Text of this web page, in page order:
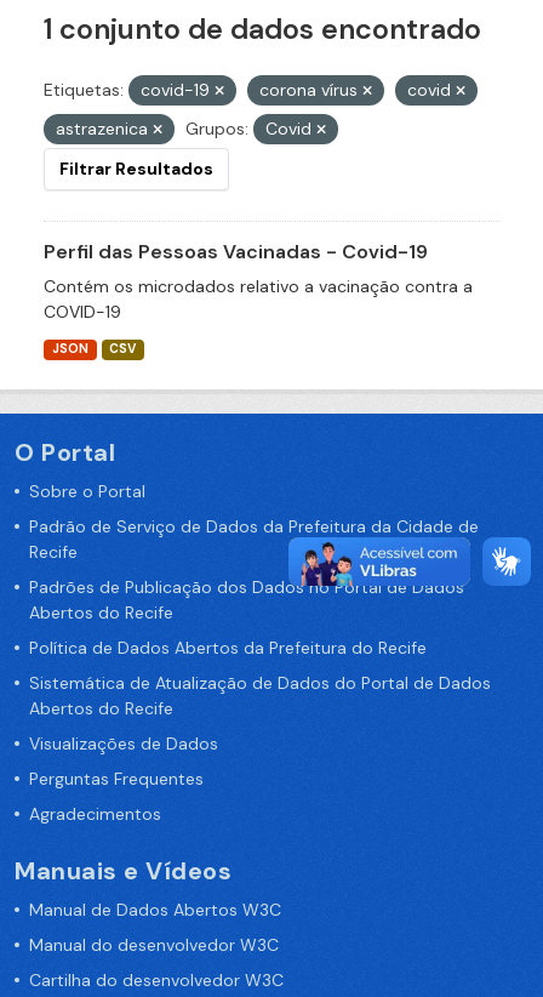
1 conjunto de dados encontrado
Etiquetas: covid-19 corona vírus
covid
astrazenica
Grupos:
Covid
Filtrar Resultados
Perfil das Pessoas Vacinadas - Covid-19
Contém os microdados relativo a vacinação contra a
COVID-19
JSON CSV
O Portal
Sobre o Portal
Padrão de Serviço de Dados da Prefeitura da Cidade de
Recife
Padrões de Publicação dos Dados no Portal de Dados
Abertos do Recife
Política de Dados Abertos da Prefeitura do Recife
Sistemática de Atualização de Dados do Portal de Dados
Abertos do Recife
Visualizações de Dados
Perguntas Frequentes
Agradecimentos
Manuais e Vídeos
Manual de Dados Abertos W3C
Manual do desenvolvedor W3C
Cartilha do desenvolvedor W3C